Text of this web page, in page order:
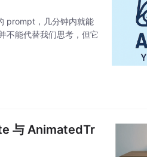
prompt，几分钟内就能
不能代替我们思考，但它
与 AnimatedTr